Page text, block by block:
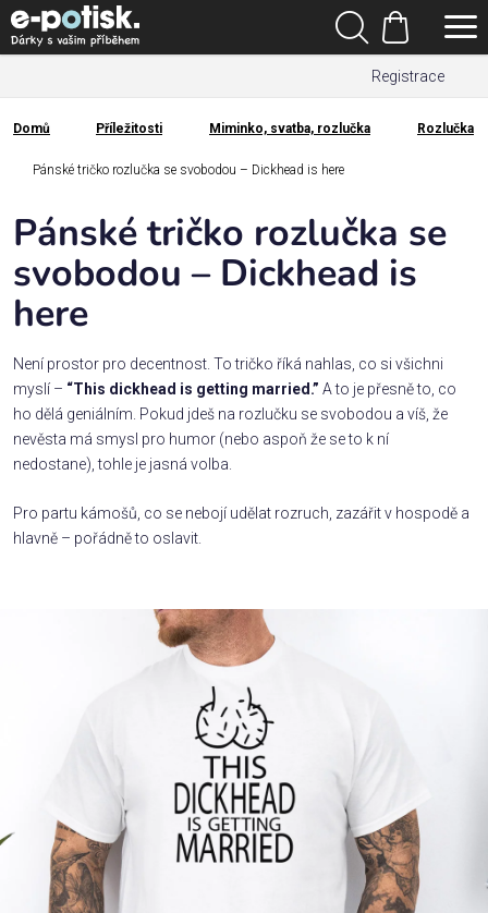
Přejít
na
obsah
Registrace
Hledat
Nákupní
košík
Kategorie
Dárek
Rodina
Láska
Povolání,
zájmy a
sport
Příležitosti
Domů
Domů Příležitosti Miminko, svatba, rozlučka Rozlučka
Pánské tričko rozlučka se svobodou – Dickhead is here
Pánské tričko rozlučka se
svobodou – Dickhead is
here
Není prostor pro decentnost. To tričko říká nahlas, co si všichni
myslí – “This dickhead is getting married.” A to je přesně to, co
ho dělá geniálním. Pokud jdeš na rozlučku se svobodou a víš, že
nevěsta má smysl pro humor (nebo aspoň že se to k ní
nedostane), tohle je jasná volba.
Pro partu kámošů, co se nebojí udělat rozruch, zazářit v hospodě a
hlavně – pořádně to oslavit.